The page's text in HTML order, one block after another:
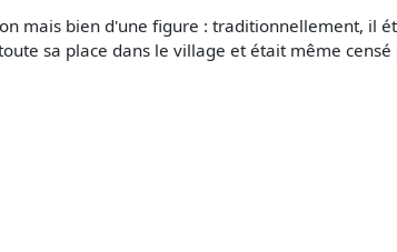
mais bien d'une figure : traditionnellement, il
sa place dans le village et était même